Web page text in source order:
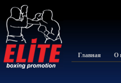
Главная О